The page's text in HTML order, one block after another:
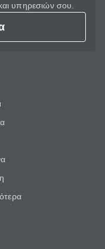
υπηρεσιών σου.